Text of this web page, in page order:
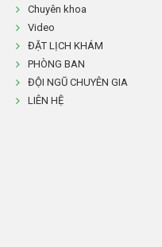
Chuyên khoa
Video
ĐẶT LỊCH KHÁM
PHÒNG BAN
ĐỘI NGŨ CHUYÊN GIA
LIÊN HỆ